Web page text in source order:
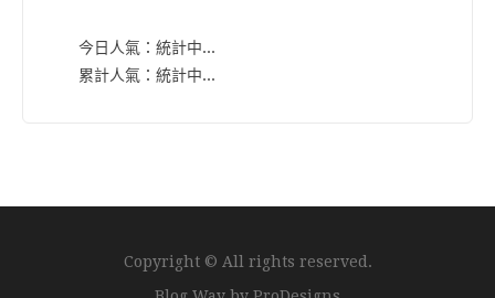
今日人氣： 統計中...
累計人氣： 統計中...
Copyright © All rights reserved.